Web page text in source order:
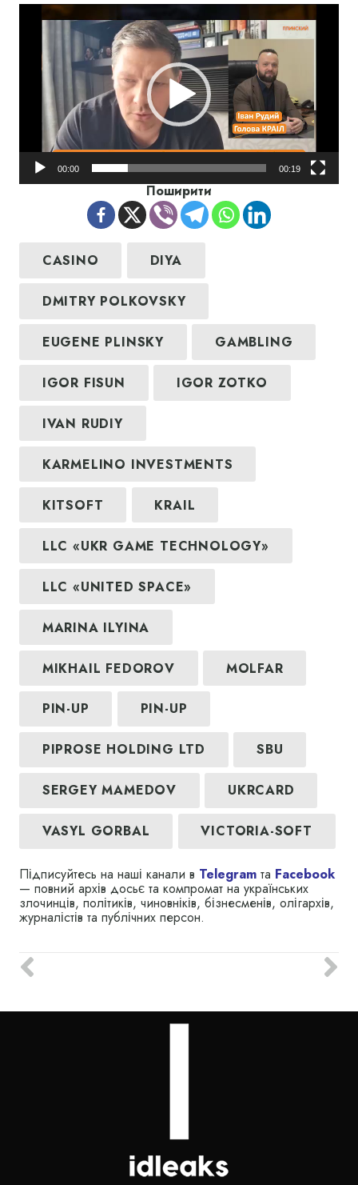
Видеоплеер
00:00 00:19
Поширити
CASINO DIYA
DMITRY POLKOVSKY
EUGENE PLINSKY GAMBLING
IGOR FISUN IGOR ZOTKO
IVAN RUDIY
KARMELINO INVESTMENTS
KITSOFT KRAIL
LLC «UKR GAME TECHNOLOGY»
LLC «UNITED SPACE»
MARINA ILYINA
MIKHAIL FEDOROV MOLFAR
PIN-UP PIN-UP
PIPROSE HOLDING LTD SBU
SERGEY MAMEDOV UKRCARD
VASYL GORBAL VICTORIA-SOFT
Підписуйтесь на наші канали в Telegram та Facebook
— повний архів досьє та компромат на українських
злочинців, політиків, чиновніків, бізнесменів, олігархів,
журналістів та публічних персон.